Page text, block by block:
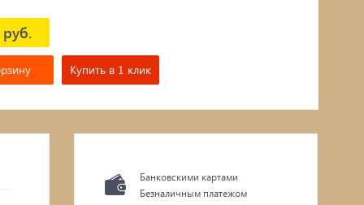
Купить в 1 клик
Банковскими картами
Безналичным платежом